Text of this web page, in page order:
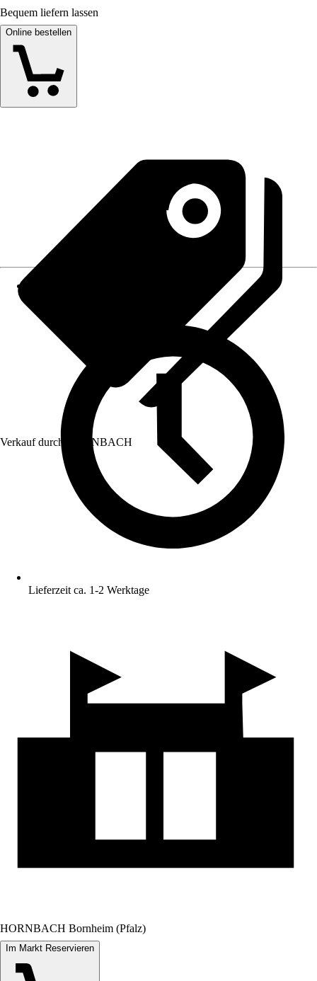
Bequem liefern lassen
Online bestellen
Verkauf durch: HORNBACH
Lieferzeit ca. 1-2 Werktage
HORNBACH Bornheim (Pfalz)
Im Markt Reservieren